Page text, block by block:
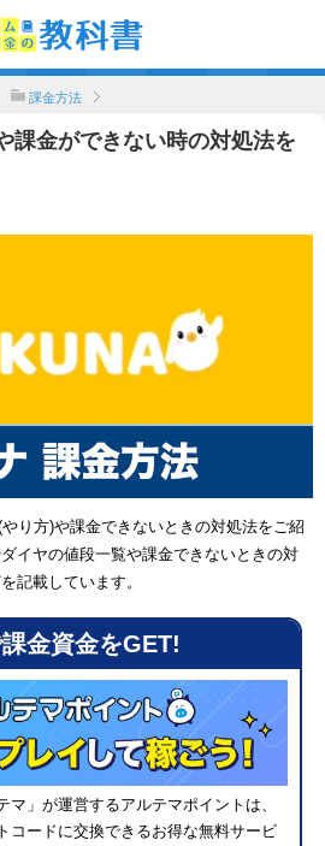
課金方法
課金ができない時の対処法を
り方)や課金できないときの対処法をご紹
イヤの値段一覧や課金できないときの対
記載しています。
金資金をGET!
」が運営するアルテマポイントは、
コードに交換できるお得な無料サービ